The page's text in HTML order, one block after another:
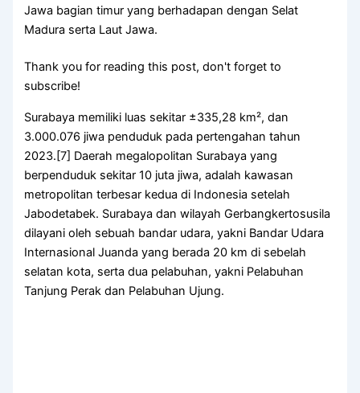
Jawa bagian timur yang berhadapan dengan Selat
Madura serta Laut Jawa.
Thank you for reading this post, don't forget to
subscribe!
Surabaya memiliki luas sekitar ±335,28 km², dan
3.000.076 jiwa penduduk pada pertengahan tahun
2023.[7] Daerah megalopolitan Surabaya yang
berpenduduk sekitar 10 juta jiwa, adalah kawasan
metropolitan terbesar kedua di Indonesia setelah
Jabodetabek. Surabaya dan wilayah Gerbangkertosusila
dilayani oleh sebuah bandar udara, yakni Bandar Udara
Internasional Juanda yang berada 20 km di sebelah
selatan kota, serta dua pelabuhan, yakni Pelabuhan
Tanjung Perak dan Pelabuhan Ujung.